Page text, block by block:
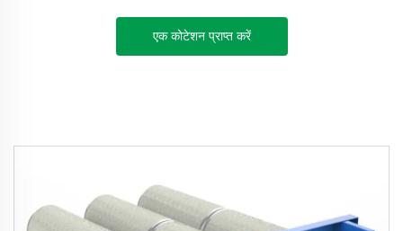
एक कोटेशन प्राप्त करें